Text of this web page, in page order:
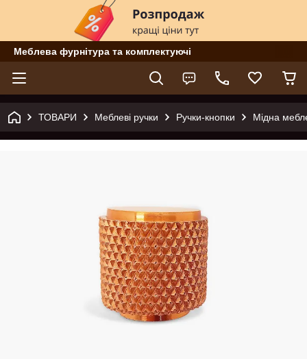
Меблева фурнітура та комплектуючі
ТОВАРИ Меблеві ручки Ручки-кнопки Мідна